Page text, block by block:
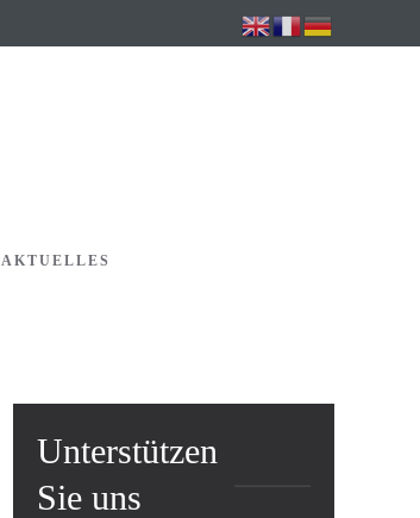
AKTUELLES
Unterstützen
Sie uns